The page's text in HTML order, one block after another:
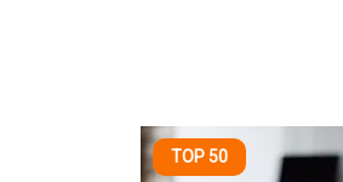
TOP 50